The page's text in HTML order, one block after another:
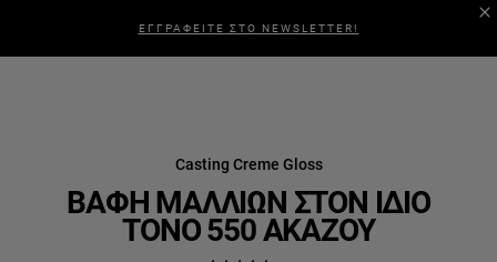
ΕΓΓΡΑΦΕΙΤΕ ΣΤΟ NEWSLETTER!
Casting Creme Gloss
ΒΑΦΉ ΜΑΛΛΙΏΝ ΣΤΟΝ ΊΔΙΟ
ΤΌΝΟ 550 ΑΚΑΖΟΎ